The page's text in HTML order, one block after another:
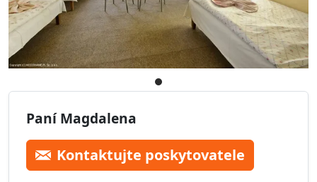
Paní Magdalena
Kontaktujte poskytovatele